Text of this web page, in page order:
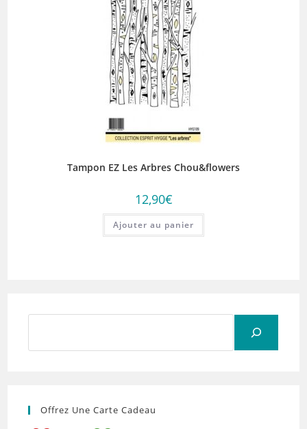
Tampon EZ Les Arbres Chou&flowers
12,90€
Ajouter au panier
Offrez Une Carte Cadeau